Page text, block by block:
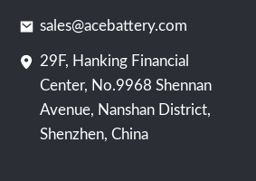
sales@acebattery.com
29F, Hanking Financial
Center, No.9968 Shennan
Avenue, Nanshan District,
Shenzhen, China